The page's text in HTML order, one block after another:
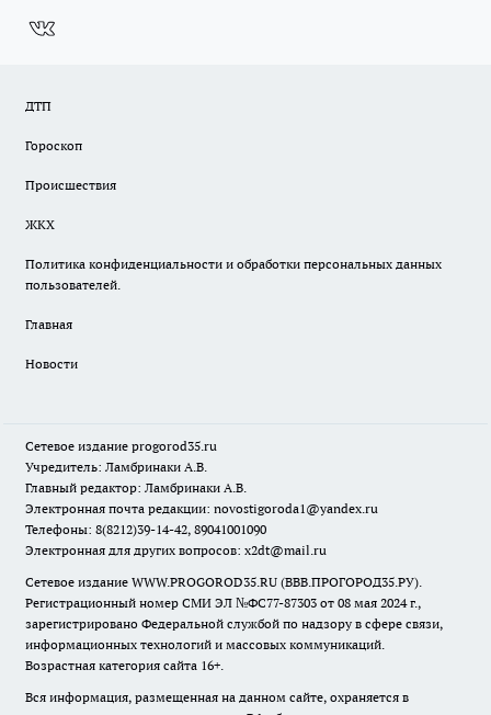
ДТП
Гороскоп
Происшествия
ЖКХ
Политика конфиденциальности и обработки персональных данных
пользователей.
Главная
Новости
Сетевое издание progorod35.ru
Учредитель: Ламбринаки А.В.
Главный редактор: Ламбринаки А.В.
Электронная почта редакции: novostigoroda1@yandex.ru
Телефоны: 8(8212)39-14-42, 89041001090
Электронная для других вопросов: x2dt@mail.ru
Сетевое издание WWW.PROGOROD35.RU (ВВВ.ПРОГОРОД35.РУ).
Регистрационный номер СМИ ЭЛ №ФС77-87303 от 08 мая 2024 г.,
зарегистрировано Федеральной службой по надзору в сфере связи,
информационных технологий и массовых коммуникаций.
Возрастная категория сайта 16+.
Вся информация, размещенная на данном сайте, охраняется в